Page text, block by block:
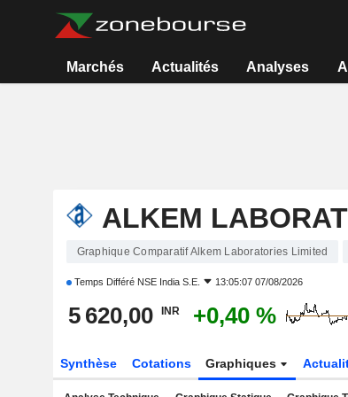
Marchés Actualités Analyses
ALKEM
Graphique Comparatif Alkem Laboratories Limited
Temps Différé NSE India S.E. 13:05:07 07/08/2026
5 620,00 INR +0,40 %
Synthèse Cotations Graphiques